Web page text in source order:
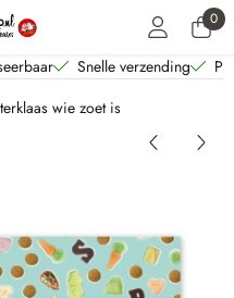
Kies instellingen of sta alle 0
Snelle verzending
wie zoet is